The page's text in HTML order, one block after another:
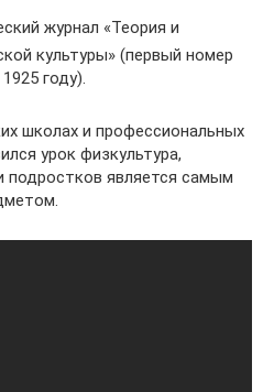
журнал «Теория и
культуры» (первый номер
году).
школах и профессиональных
урок физкультура,
подростков является самым